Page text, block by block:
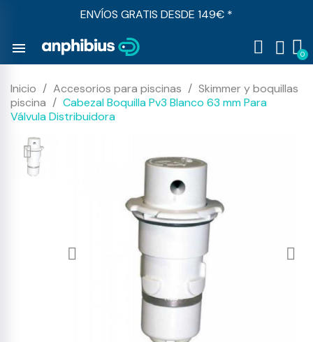
ENVÍOS GRATIS DESDE 149€ *
menu
Inicio Accesorios para piscinas
Skimmer y boquillas
piscina
Cabezal Boquilla Pv3 Blanco 63 mm Para
Válvula Distribuidora